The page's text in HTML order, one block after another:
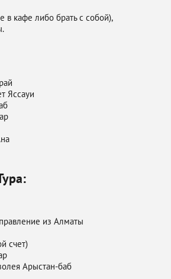
в кафе либо брать с собой),
Яссауи
из Алматы⁣⁣⠀
счет)
Арыстан-баб